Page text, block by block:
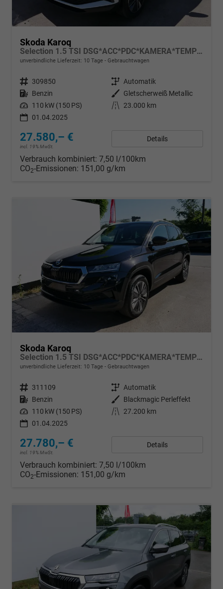
Skoda Karoq
Selection 1.5 TSI DSG*ACC*PDC*KAMERA*TEMPOMAT*LED*SMARTLINK*KLIMA*RADIO*17-ZOLL
unverbindliche Lieferzeit: 10 Tage Gebrauchtwagen
Fahrzeugnr. 309850 Getriebe Automatik
Kraftstoff Benzin Außenfarbe
Gletscherweiß Metallic
Leistung 110 kW (150 PS) Kilometerstand
23.000 km
01.04.2025
27.580,– €
incl. 19% MwSt.
Details
Verbrauch kombiniert: 7,50 l/100km
CO2-Emissionen: 151,00 g/km
Skoda Karoq
Selection 1.5 TSI DSG*ACC*PDC*KAMERA*TEMPOMAT*LED*SMARTLINK*KLIMA*RADIO*17-ZOLL
unverbindliche Lieferzeit: 10 Tage Gebrauchtwagen
Fahrzeugnr. 311109 Getriebe Automatik
Kraftstoff Benzin Außenfarbe
Blackmagic Perleffekt
Leistung 110 kW (150 PS) Kilometerstand
27.200 km
01.04.2025
27.780,– €
incl. 19% MwSt.
Details
Verbrauch kombiniert: 7,50 l/100km
CO2-Emissionen: 151,00 g/km